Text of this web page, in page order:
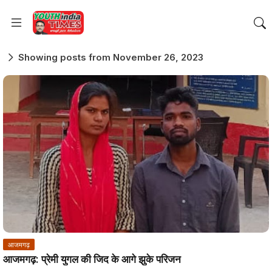
Showing posts from November 26, 2023
आजमगढ़
आजमगढ़: प्रेमी युगल की जिद के आगे झुके परिजन